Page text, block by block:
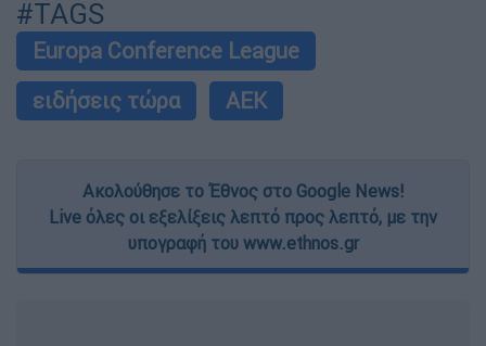
#TAGS
Europa Conference League
ειδήσεις τώρα
ΑΕΚ
Ακολούθησε το Έθνος στο Google News!
Live όλες οι εξελίξεις λεπτό προς λεπτό, με την
υπογραφή του www.ethnos.gr